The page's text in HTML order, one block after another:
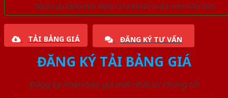
Nhiều ưu đãi lớn khi đăng ký tài khoản thành viên thân thiết
TẢI BẢNG GIÁ ĐĂNG KÝ TƯ VẤN
ĐĂNG KÝ TẢI BẢNG GIÁ
Đăng ký nhận báo giá mới nhất từ chúng tôi